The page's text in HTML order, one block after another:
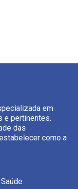
em
e pertinentes.
das
como a
Saúde